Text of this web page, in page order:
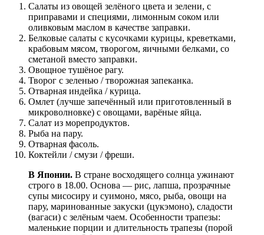
Салаты из овощей зелёного цвета и зелени, с
приправами и специями, лимонным соком или
оливковым маслом в качестве заправки.
Белковые салаты с кусочками курицы, креветками,
крабовым мясом, творогом, яичными белками, со
сметаной вместо заправки.
Овощное тушёное рагу.
Творог с зеленью / творожная запеканка.
Отварная индейка / курица.
Омлет (лучше запечённый или приготовленный в
микроволновке) с овощами, варёные яйца.
Салат из морепродуктов.
Рыба на пару.
Отварная фасоль.
Коктейли / смузи / фреши.
В Японии. В стране восходящего солнца ужинают
строго в 18.00. Основа — рис, лапша, прозрачные
супы мисосиру и суимоно, мясо, рыба, овощи на
пару, маринованные закуски (цукэмоно), сладости
(вагаси) с зелёным чаем. Особенности трапезы:
маленькие порции и длительность трапезы (порой